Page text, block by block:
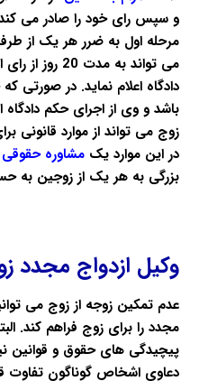
و سپس رای خود را صادر می
مرحله اول به ضرر هر یک از
می تواند به
دادگاه اعلام نماید. در صورتی
باشد و وی از اجرای حکم دادگاه
زوج می تواند از موارد قانونی
در این موارد یکمشاوره حقوقی
بزرگی به هر یک از زوجین به
وکیل ازدواج مجدد
عدم تمکین زوجه از زوج می
مجدد را برای زوج فراهم کند.
پیچیدگی های حقوق و قوانین
دعاوی اشخاص گوناگون تفاوت